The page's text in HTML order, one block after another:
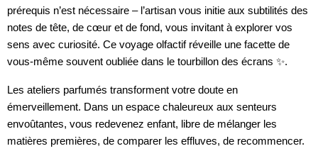
prérequis n’est nécessaire – l’artisan vous initie aux subtilités des
notes de tête, de cœur et de fond, vous invitant à explorer vos
sens avec curiosité. Ce voyage olfactif réveille une facette de
vous-même souvent oubliée dans le tourbillon des écrans ✨.
Les ateliers parfumés transforment votre doute en
émerveillement. Dans un espace chaleureux aux senteurs
envoûtantes, vous redevenez enfant, libre de mélanger les
matières premières, de comparer les effluves, de recommencer.